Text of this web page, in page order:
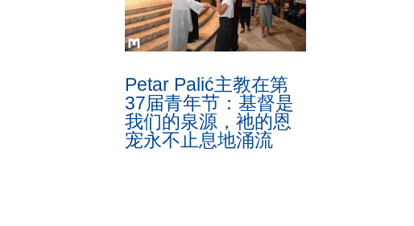
Petar Palić主教在第
37届青年节：基督是
我们的泉源，祂的恩
宠永不止息地涌流